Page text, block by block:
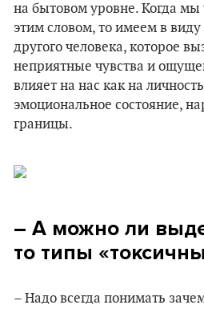
на бытовом уровне. Когда
этим словом, то имеем в
другого человека, которое
неприятные чувства и
влияет на нас как на
эмоциональное состояние,
границы.
– А можно ли
то типы
– Надо всегда понимать